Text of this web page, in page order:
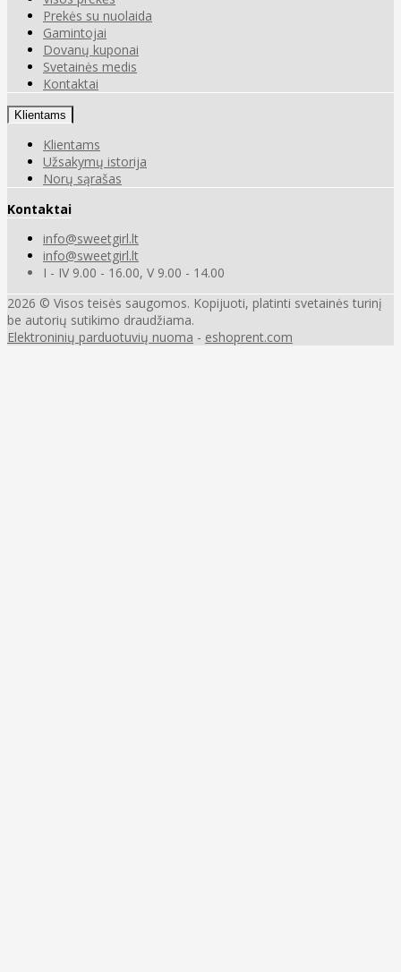
Prekės su nuolaida
Gamintojai
Dovanų kuponai
Svetainės medis
Kontaktai
Klientams
Klientams
Užsakymų istorija
Norų sąrašas
Kontaktai
info@sweetgirl.lt
info@sweetgirl.lt
I - IV 9.00 - 16.00, V 9.00 - 14.00
2026 © Visos teisės saugomos. Kopijuoti, platinti svetainės turinį
be autorių sutikimo draudžiama.
Elektroninių parduotuvių nuoma - eshoprent.com